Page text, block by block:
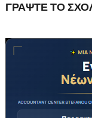
ΓΡΑΨΤΕ ΤΟ